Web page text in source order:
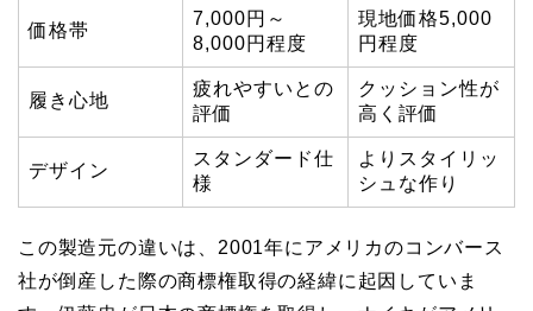
価格帯
7,000円～
8,000円程度
現地価格5,000
円程度
履き心地
疲れやすいとの
評価
クッション性が
高く評価
デザイン
スタンダード仕
様
よりスタイリッ
シュな作り
この製造元の違いは、2001年にアメリカのコンバース
社が倒産した際の商標権取得の経緯に起因していま